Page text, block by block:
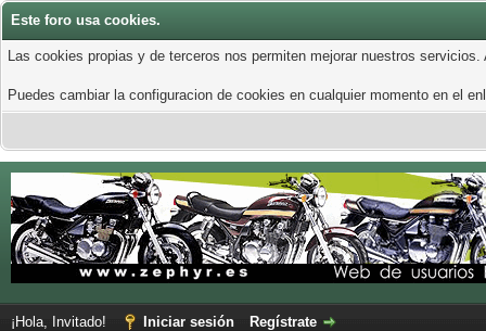
Este foro usa cookies.
Las cookies propias y de terceros nos permiten mejorar nuestros
Puedes cambiar la configuracion de cookies en cualquier momento en el
¡Hola, Invitado! Iniciar sesión Regístrate